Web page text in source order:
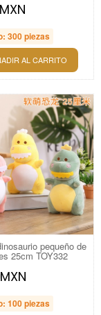
300 piezas
AL CARRITO
pequeño de
25cm TOY332
100 piezas